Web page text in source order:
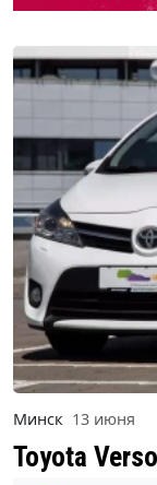
Минск 13 июня
Toyota Verso